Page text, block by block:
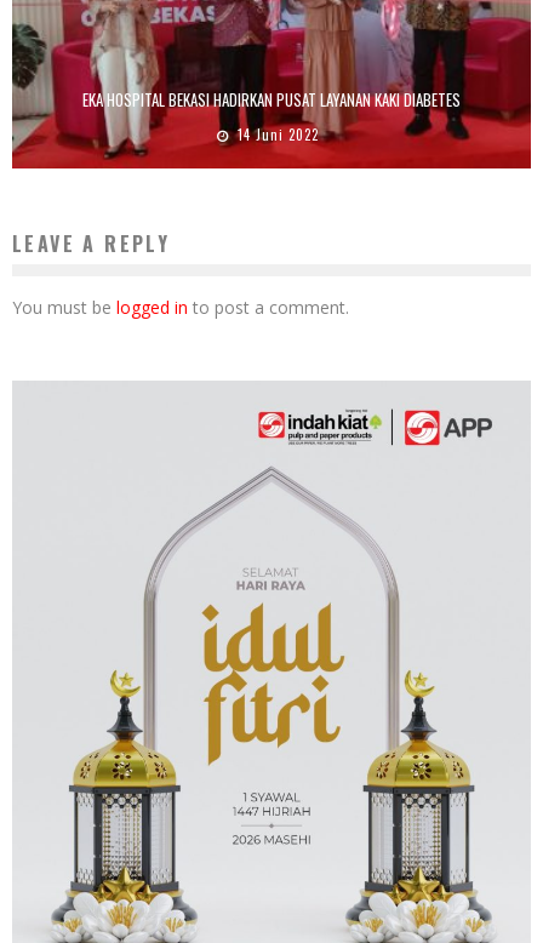
EKA HOSPITAL BEKASI HADIRKAN PUSAT LAYANAN KAKI DIABETES
14 Juni 2022
LEAVE A REPLY
You must be logged in to post a comment.